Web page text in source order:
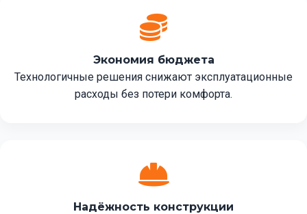
Экономия бюджета
Технологичные решения снижают эксплуатационные
расходы без потери комфорта.
Надёжность конструкции